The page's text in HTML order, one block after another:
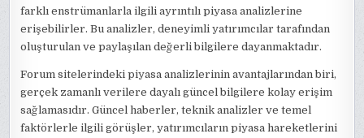
farklı enstrümanlarla ilgili ayrıntılı piyasa analizlerine
erişebilirler. Bu analizler, deneyimli yatırımcılar tarafından
oluşturulan ve paylaşılan değerli bilgilere dayanmaktadır.
Forum sitelerindeki piyasa analizlerinin avantajlarından biri,
gerçek zamanlı verilere dayalı güncel bilgilere kolay erişim
sağlamasıdır. Güncel haberler, teknik analizler ve temel
faktörlerle ilgili görüşler, yatırımcıların piyasa hareketlerini